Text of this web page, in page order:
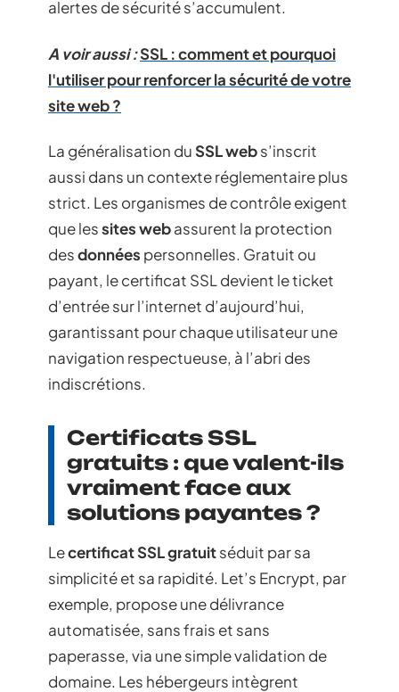
alertes de sécurité s’accumulent.
A voir aussi :SSL : comment et pourquoi
l'utiliser pour renforcer la sécurité de votre
site web ?
La généralisation du SSL webs’inscrit
aussi dans un contexte réglementaire plus
strict. Les organismes de contrôle exigent
que lessites webassurent la protection
desdonnées personnelles. Gratuit ou
payant, le certificat SSL devient le ticket
d’entrée sur l’internet d’aujourd’hui,
garantissant pour chaque utilisateur une
navigation respectueuse, à l’abri des
indiscrétions.
Certificats SSL
gratuits : que valent-ils
vraiment face aux
solutions payantes ?
Lecertificat SSL gratuitséduit par sa
simplicité et sa rapidité. Let’s Encrypt, par
exemple, propose une délivrance
automatisée, sans frais et sans
paperasse, via une simple validation de
domaine. Les hébergeurs intègrent